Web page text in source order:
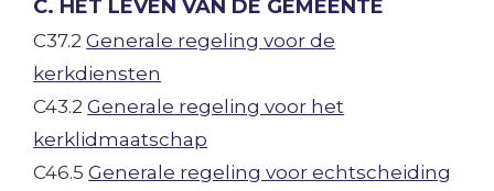
C. HET LEVEN VAN DE GEMEENTE
C37.2Generale regeling voor de
kerkdiensten
C43.2Generale regeling voor het
kerklidmaatschap
C46.5Generale regeling voor echtscheiding